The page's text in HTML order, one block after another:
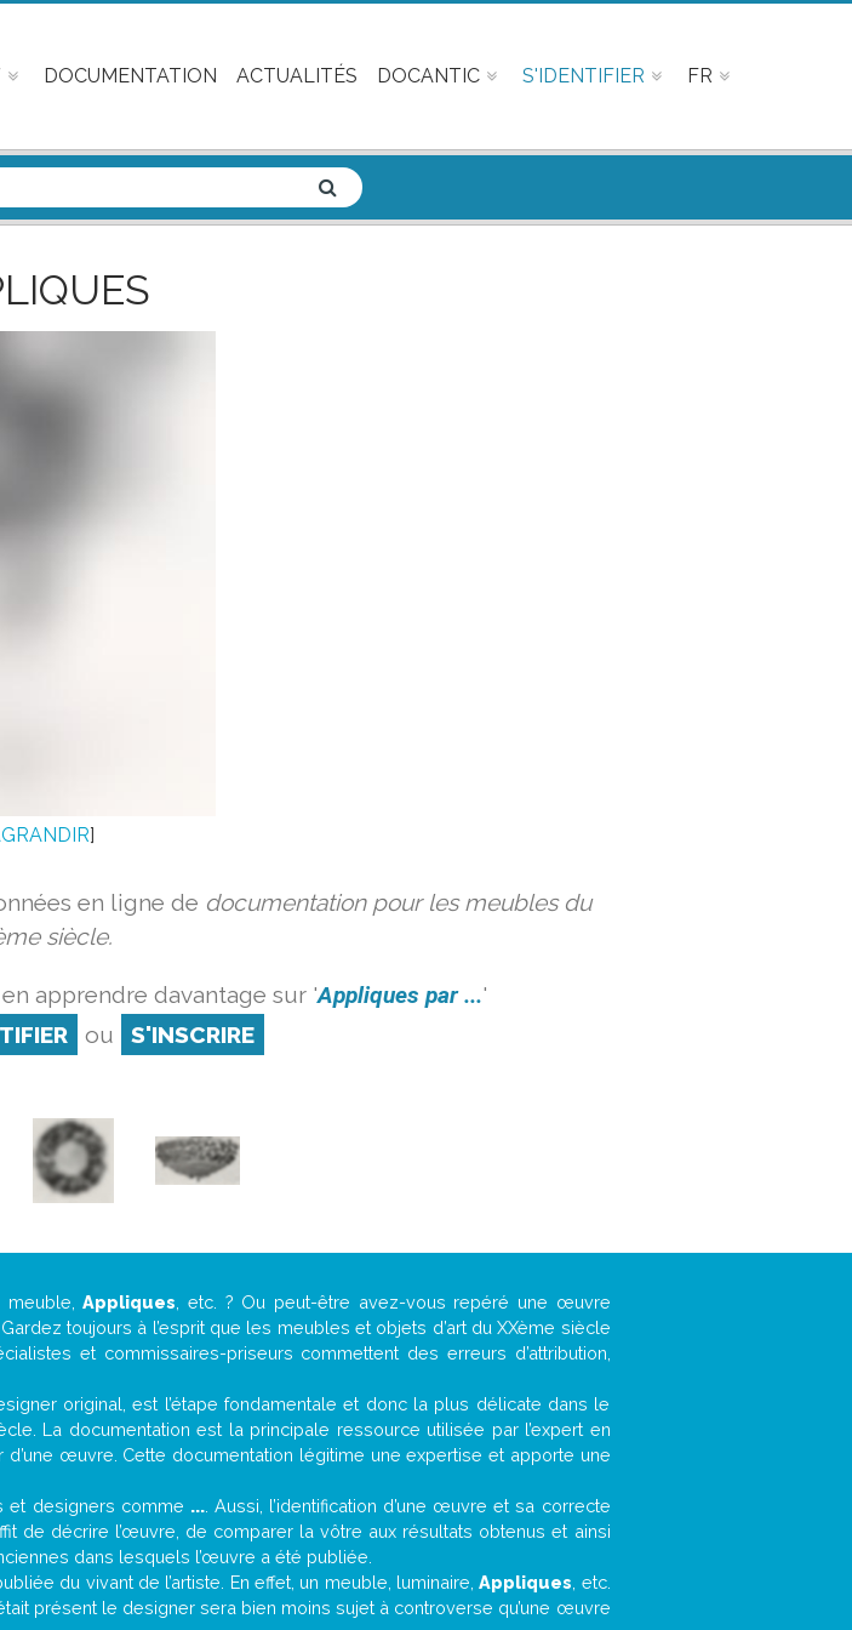
DOCUMENTATION ACTUALITÉS DOCANTIC S'IDENTIFIER FR
]
en ligne de documentation pour les meubles du
siècle.
apprendre davantage sur 'Appliques par ...'
ou S'INSCRIRE
meuble,Appliques , etc. ? Ou peut-être avez-vous repéré une œuvre
toujours à l’esprit que les meubles et objets d’art du XXème siècle
et commissaires-priseurs commettent des erreurs d’attribution,
original, est l’étape fondamentale et donc la plus délicate dans le
La documentation est la principale ressource utilisée par l’expert en
œuvre. Cette documentation légitime une expertise et apporte une
et designers comme .... Aussi, l’identification d’une œuvre et sa correcte
de décrire l’œuvre, de comparer la vôtre aux résultats obtenus et ainsi
dans lesquels l’œuvre a été publiée.
du vivant de l’artiste. En effet, un meuble, luminaire,Appliques , etc.
présent le designer sera bien moins sujet à controverse qu’une œuvre